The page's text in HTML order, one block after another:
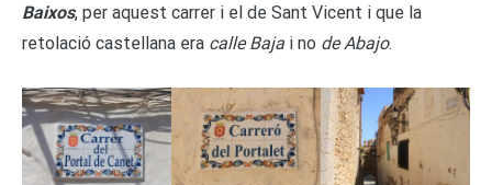
Baixos, per aquest carrer i el de Sant Vicent i que la
retolació castellana era calle Baja i no de Abajo.